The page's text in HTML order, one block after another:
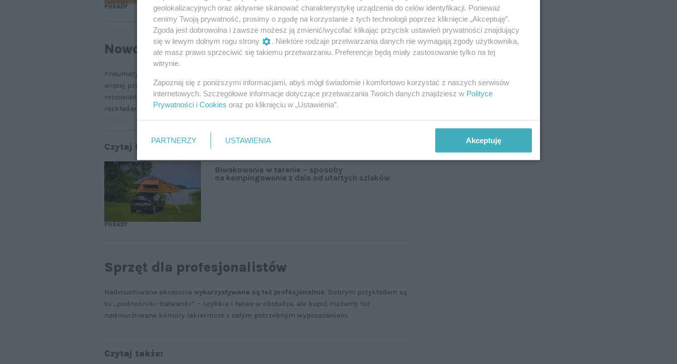
PORADY
Nowości w caravaningu
Pneumatyczne akcesoria to także
więcej przedsionków do przyczep i kamperów, namiotów dachowych, a nawet
rozsuwanych poszerzeń wnętrza opartych o nadmuchiwane elementy. To przyspiesza ich
rozkładanie, są też lżejsze od produktów opartych na stalowym stelażu.
Czytaj także:
PORADY
Biwakowanie w terenie – sposoby
na kempingowanie z dala od utartych szlaków
Sprzęt dla profesjonalistów
Nadmuchiwane akcesoria wykorzystywane są też profesjonalnie. Dobrym przykładem są
tu „podnośniki-bałwanki” – szybkie i łatwe w obsłudze, ale kupić możemy też
nadmuchiwane komory lakiernicze z całym potrzebnym wyposażeniem.
Czytaj także:
geolokalizacyjnych oraz aktywnie skanować charakterystykę urządzenia do celów identyfikacji. Ponieważ
cenimy Twoją prywatność, prosimy o zgodę na korzystanie z tych technologii poprzez kliknięcie „Akceptuję”.
Zgoda jest dobrowolna i zawsze możesz ją zmienić/wycofać klikając przycisk ustawień prywatności znajdujący
się w lewym dolnym rogu strony
. Niektóre rodzaje przetwarzania danych nie wymagają zgody użytkownika,
ale masz prawo sprzeciwić się takiemu przetwarzaniu. Preferencje będą miały zastosowanie tylko na tej
witrynie.
Zapoznaj się z poniższymi informacjami, abyś mógł świadomie i komfortowo korzystać z naszych serwisów
internetowych. Szczegółowe informacje dotyczące przetwarzania Twoich danych znajdziesz w Polityce
Prywatności i Cookies oraz po kliknięciu w „Ustawienia”.
PARTNERZY USTAWIENIA Akceptuję